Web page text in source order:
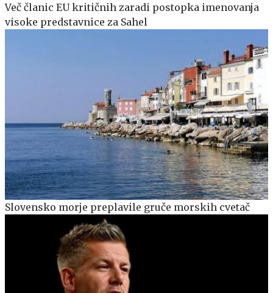
Več članic EU kritičnih zaradi postopka imenovanja
visoke predstavnice za Sahel
Slovensko morje preplavile gruče morskih cvetač